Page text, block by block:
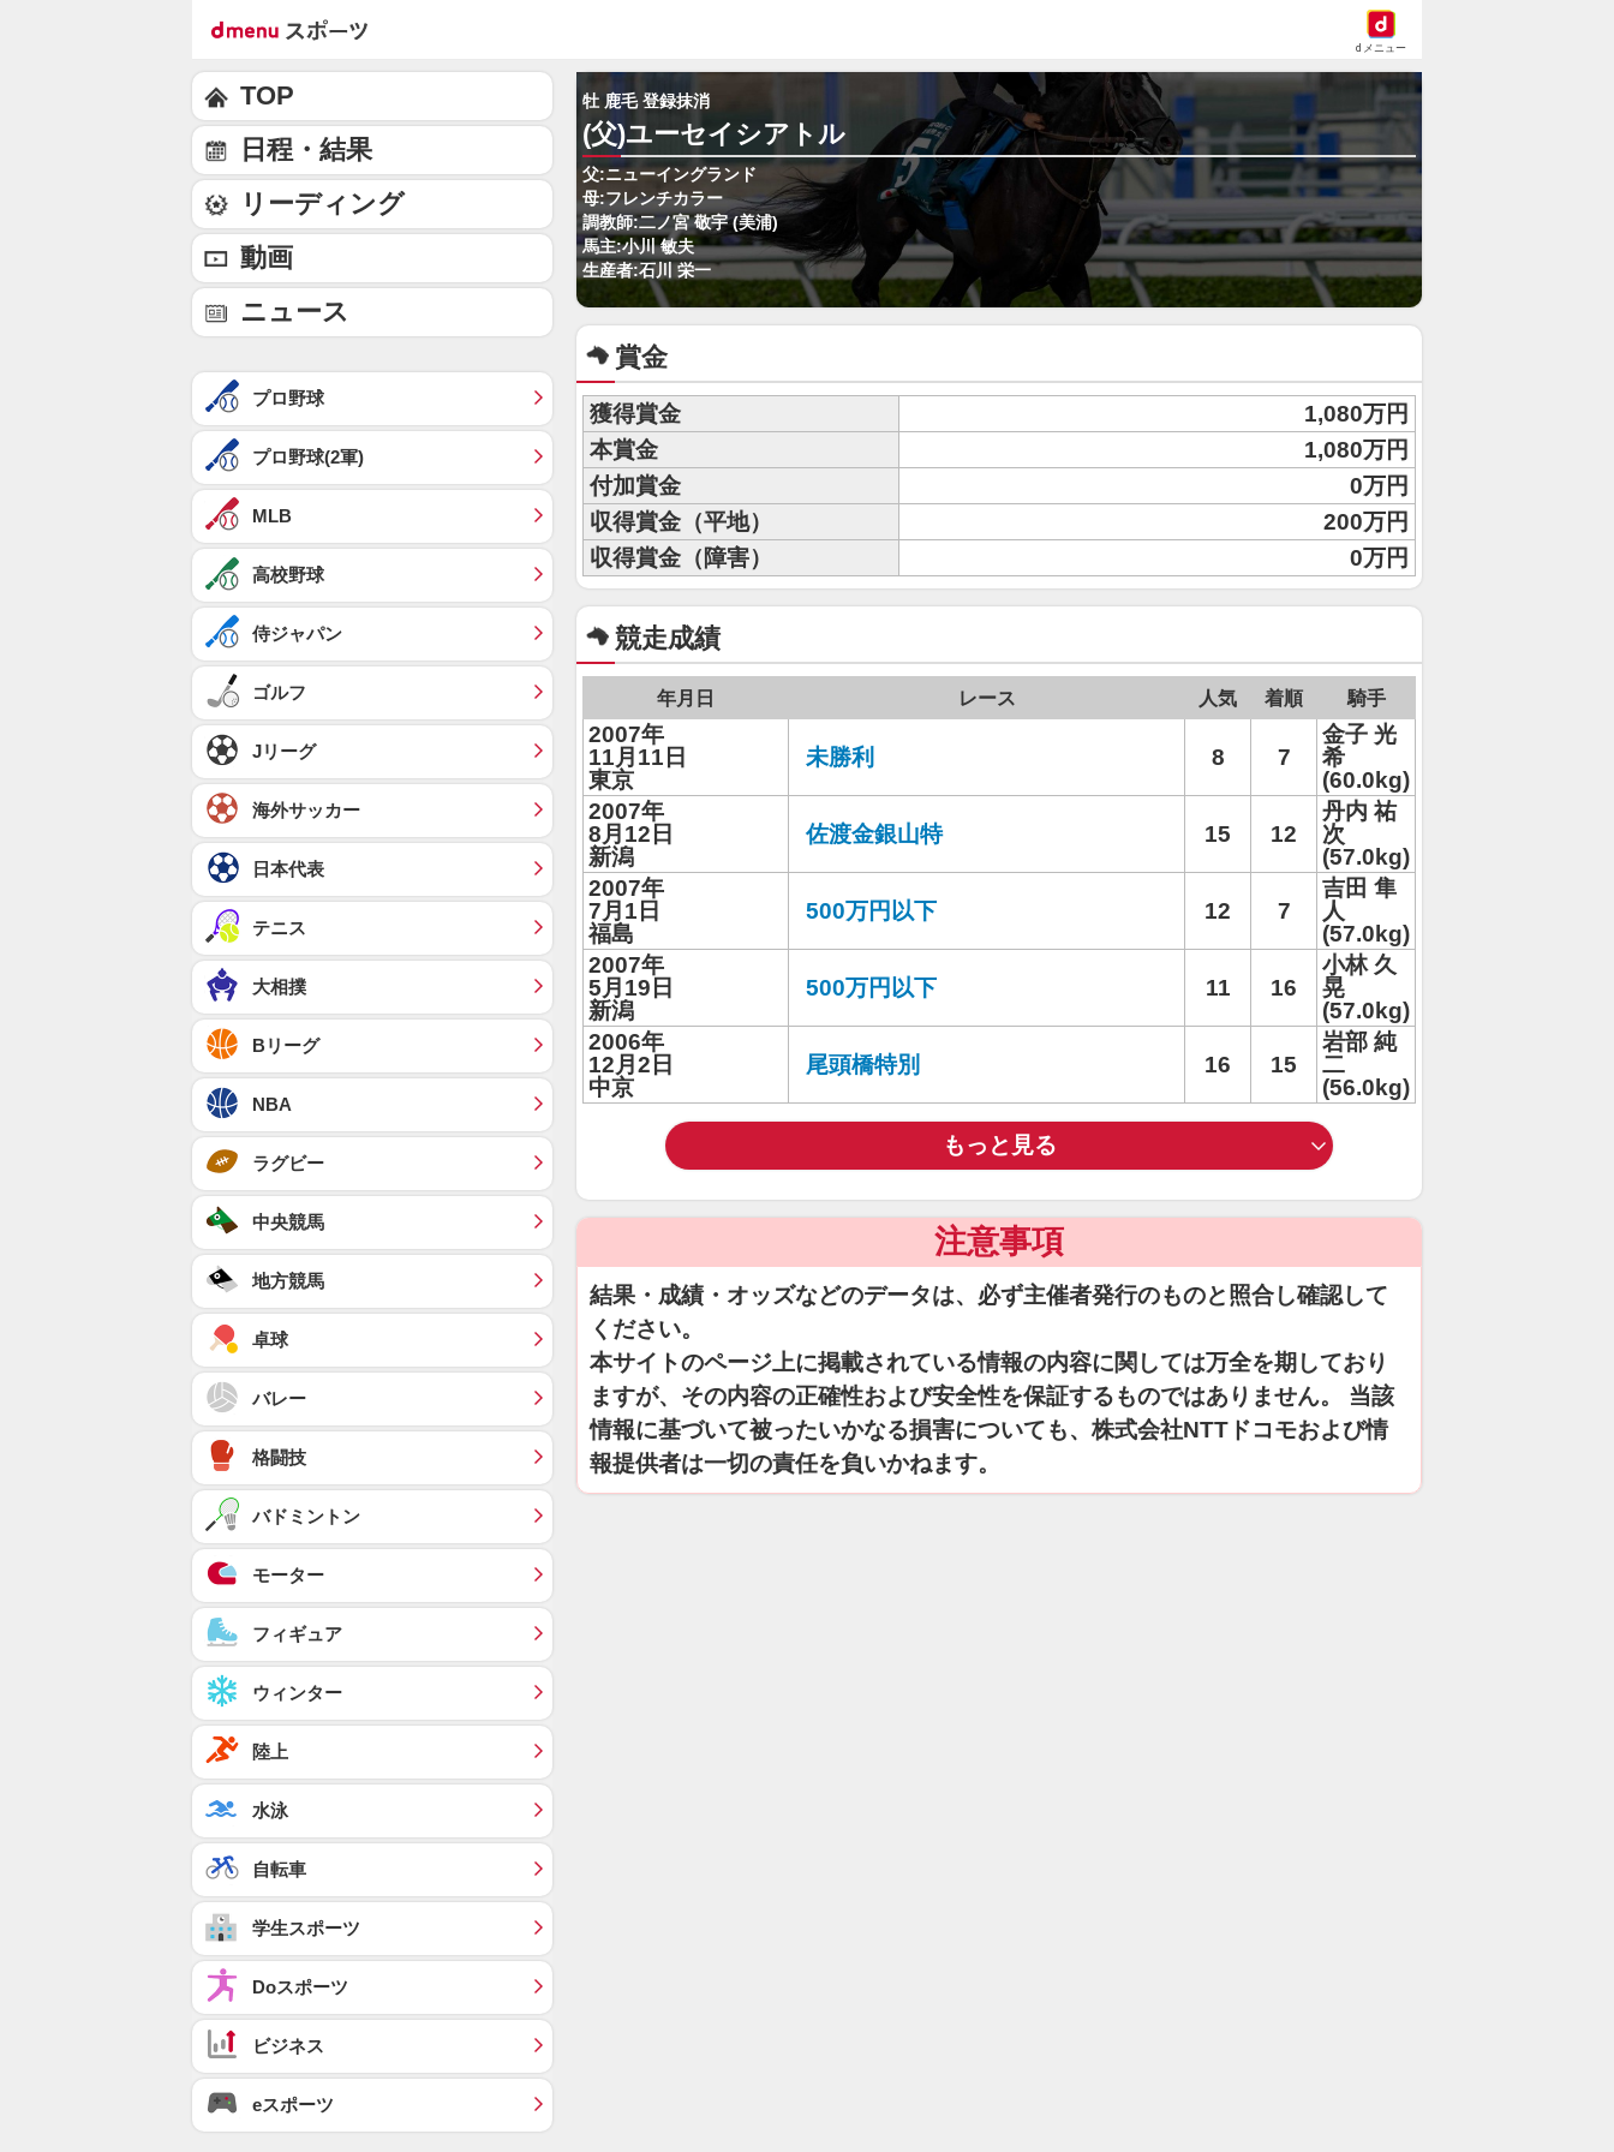
dメニュー
牡 鹿毛 登録抹消
(父)ユーセイシアトル
父:ニューイングランド
母:フレンチカラー
調教師:二ノ宮 敬宇 (美浦)
馬主:小川 敏夫
生産者:石川 栄一
賞金
獲得賞金
1,080万円
本賞金
1,080万円
付加賞金
0万円
収得賞金（平地）
200万円
収得賞金（障害）
0万円
競走成績
年月日 レース 人気 着順 騎手
2007年
11月11日
東京
未勝利 8 7
金子 光
希
(60.0kg)
2007年
8月12日
新潟
佐渡金銀山特 15 12
丹内 祐
次
(57.0kg)
2007年
7月1日
福島
500万円以下 12 7
吉田 隼
人
(57.0kg)
2007年
5月19日
新潟
500万円以下 11 16
小林 久
晃
(57.0kg)
2006年
12月2日
中京
尾頭橋特別 16 15
岩部 純
二
(56.0kg)
もっと見る
注意事項
結果・成績・オッズなどのデータは、必ず主催者発行のものと照合し確認して
ください。
本サイトのページ上に掲載されている情報の内容に関しては万全を期しており
ますが、その内容の正確性および安全性を保証するものではありません。 当該
情報に基づいて被ったいかなる損害についても、株式会社NTTドコモおよび情
報提供者は一切の責任を負いかねます。
TOP
日程・結果
リーディング
動画
ニュース
プロ野球
プロ野球(2軍)
MLB
高校野球
侍ジャパン
ゴルフ
Jリーグ
海外サッカー
日本代表
テニス
大相撲
Bリーグ
NBA
ラグビー
中央競馬
地方競馬
卓球
バレー
格闘技
バドミントン
モーター
フィギュア
ウィンター
陸上
水泳
自転車
学生スポーツ
Doスポーツ
ビジネス
eスポーツ